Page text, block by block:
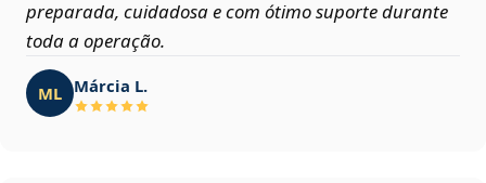
preparada, cuidadosa e com ótimo suporte durante
toda a operação.
ML Márcia L.